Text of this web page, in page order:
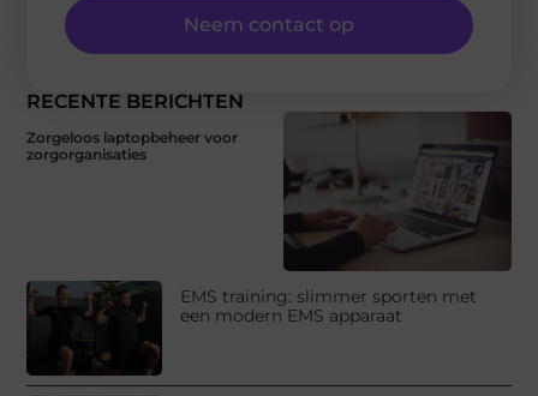
RECENTE BERICHTEN
Zorgeloos laptopbeheer voor
zorgorganisaties
EMS training: slimmer sporten met
een modern EMS apparaat
Neem contact op